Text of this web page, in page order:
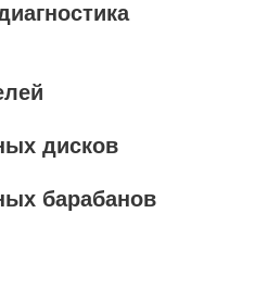
дисков
барабанов